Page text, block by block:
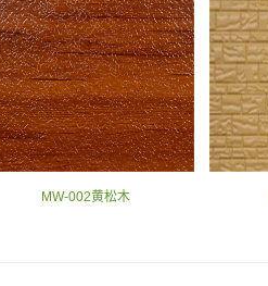
MW-002黄松木